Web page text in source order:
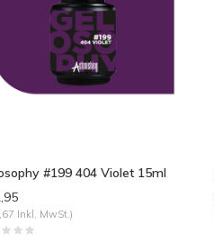
#199 404 Violet 15ml
Inkl. MwSt.)